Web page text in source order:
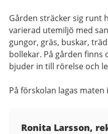
Gården sträcker sig runt
varierad utemiljö med
gungor, gräs, buskar,
bollekar. På gården finns
bjuder in till rörelse och
På förskolan lagas maten
Ronita Larsson,